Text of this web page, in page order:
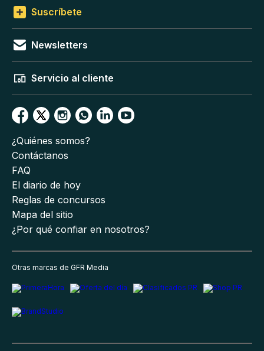
Suscríbete
Newsletters
Servicio al cliente
¿Quiénes somos?
Contáctanos
FAQ
El diario de hoy
Reglas de concursos
Mapa del sitio
¿Por qué confiar en nosotros?
Otras marcas de GFR Media